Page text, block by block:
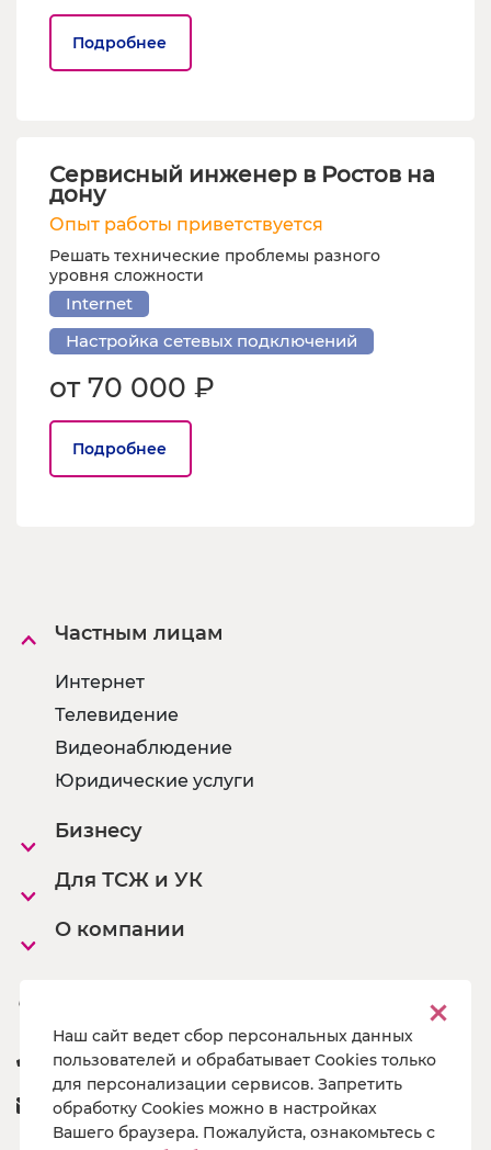
Подробнее
Сервисный инженер в Ростов на
дону
Опыт работы приветствуется
Решать технические проблемы разного
уровня сложности
Internet
Настройка сетевых подключений
от 70 000 ₽
Подробнее
Частным лицам
Интернет
Телевидение
Видеонаблюдение
Юридические услуги
Бизнесу
Для ТСЖ и УК
О компании
8 800 222 55 19
a@pg19.ru
Наш сайт ведет сбор персональных данных
пользователей и обрабатывает Cookies только
для персонализации сервисов. Запретить
обработку Cookies можно в настройках
Вашего браузера. Пожалуйста, ознакомьтесь с